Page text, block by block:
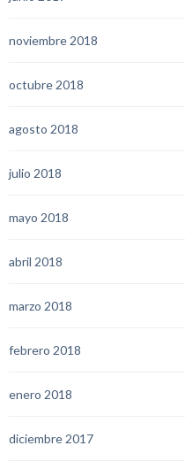
noviembre 2018
octubre 2018
agosto 2018
julio 2018
mayo 2018
abril 2018
marzo 2018
febrero 2018
enero 2018
diciembre 2017